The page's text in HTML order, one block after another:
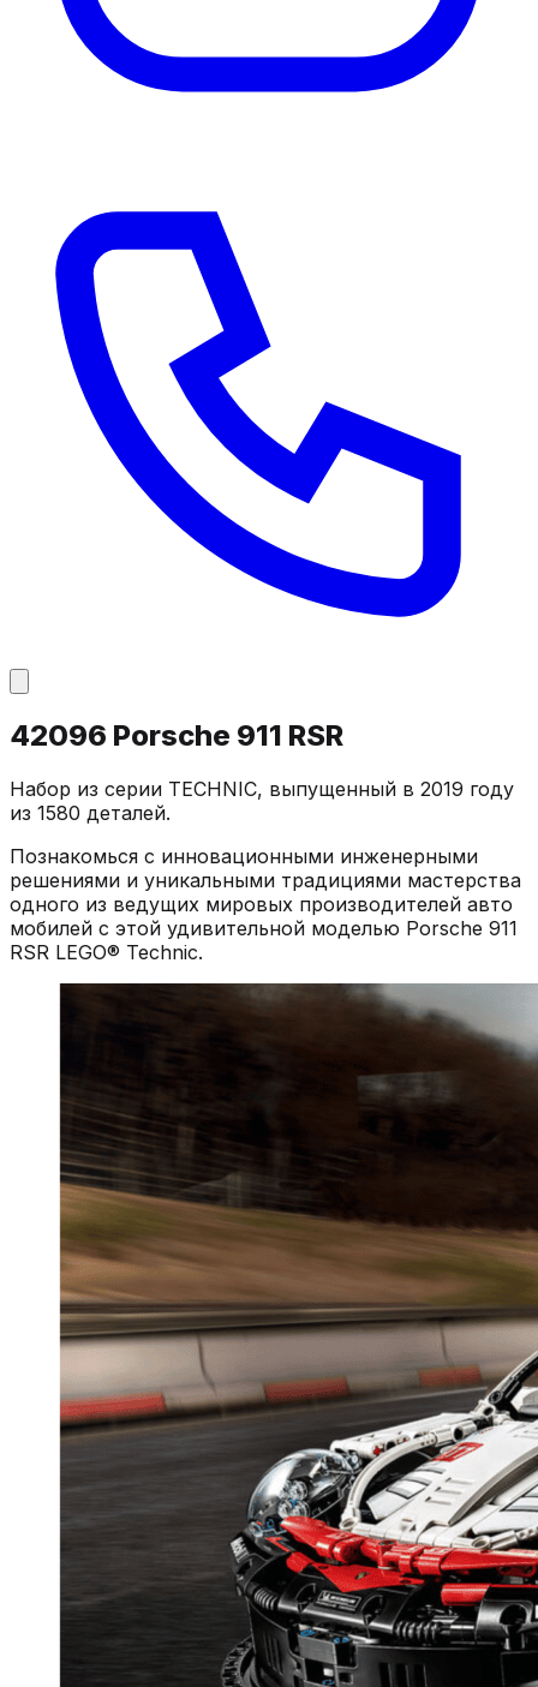
42096 Porsche 911 RSR
Набор из серии TECHNIC, выпущенный в 2019 году
из 1580 деталей.
Познакомься с инновационными инженерными
решениями и уникальными традициями мастерства
одного из ведущих мировых производителей авто
мобилей с этой удивительной моделью Porsche 911
RSR LEGO® Technic.